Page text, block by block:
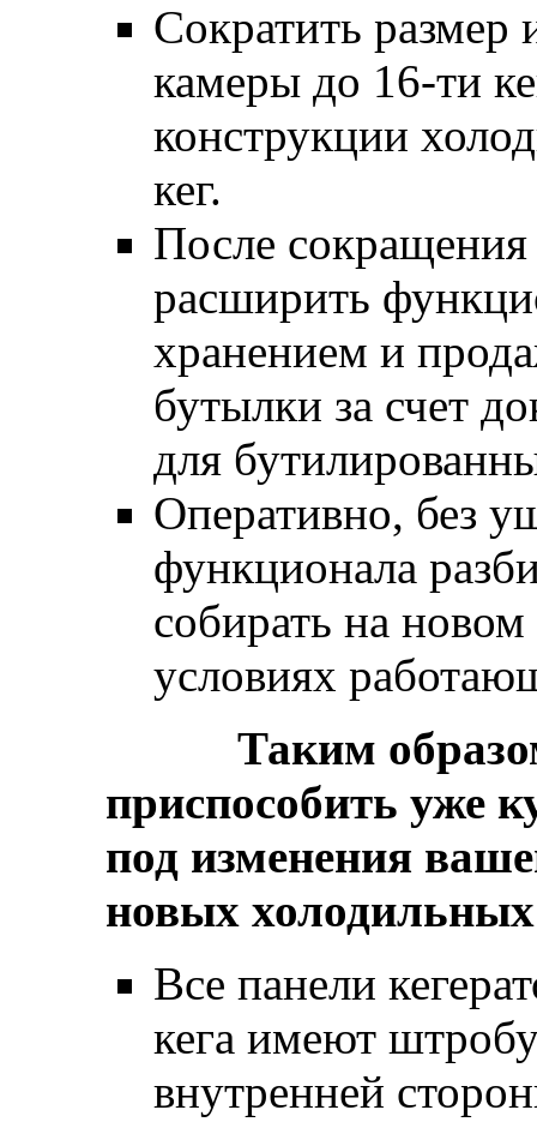
Сократить размер
камеры до 16-ти
конструкции
кег.
После
расширить
хранением и
бутылки за счет
для
Оперативно, без
функционала
собирать на
условиях
Таким
приспособить уже
под изменения
новых
Все панели
кега имеют
внутренней